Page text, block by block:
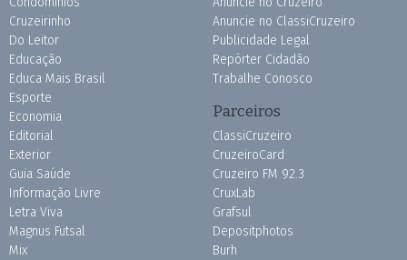
Cruzeirinho
Do Leitor
Educação
Educa Mais Brasil
Esporte
Economia
Editorial
Exterior
Guia Saúde
Informação Livre
Letra Viva
Magnus Futsal
Mix
Anuncie no ClassiCruzeiro
Publicidade Legal
Repórter Cidadão
Trabalhe Conosco
Parceiros
ClassiCruzeiro
CruzeiroCard
Cruzeiro FM 92.3
CruxLab
Grafsul
Depositphotos
Burh